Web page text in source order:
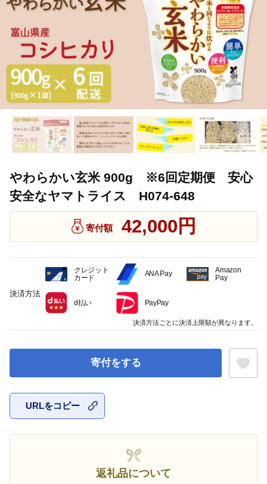
やわらかい玄米 900g ※6回定期便 安心
安全なヤマトライス H074-648
寄付額 42,000円
寄付をする
URLをコピー
返礼品について
決済方法
クレジット
カード
ANA Pay
Amazon
Pay
d払い PayPay
決済方法ごとに決済上限額が異なります。